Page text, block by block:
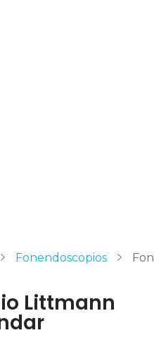
Fonendoscopios
Littmann